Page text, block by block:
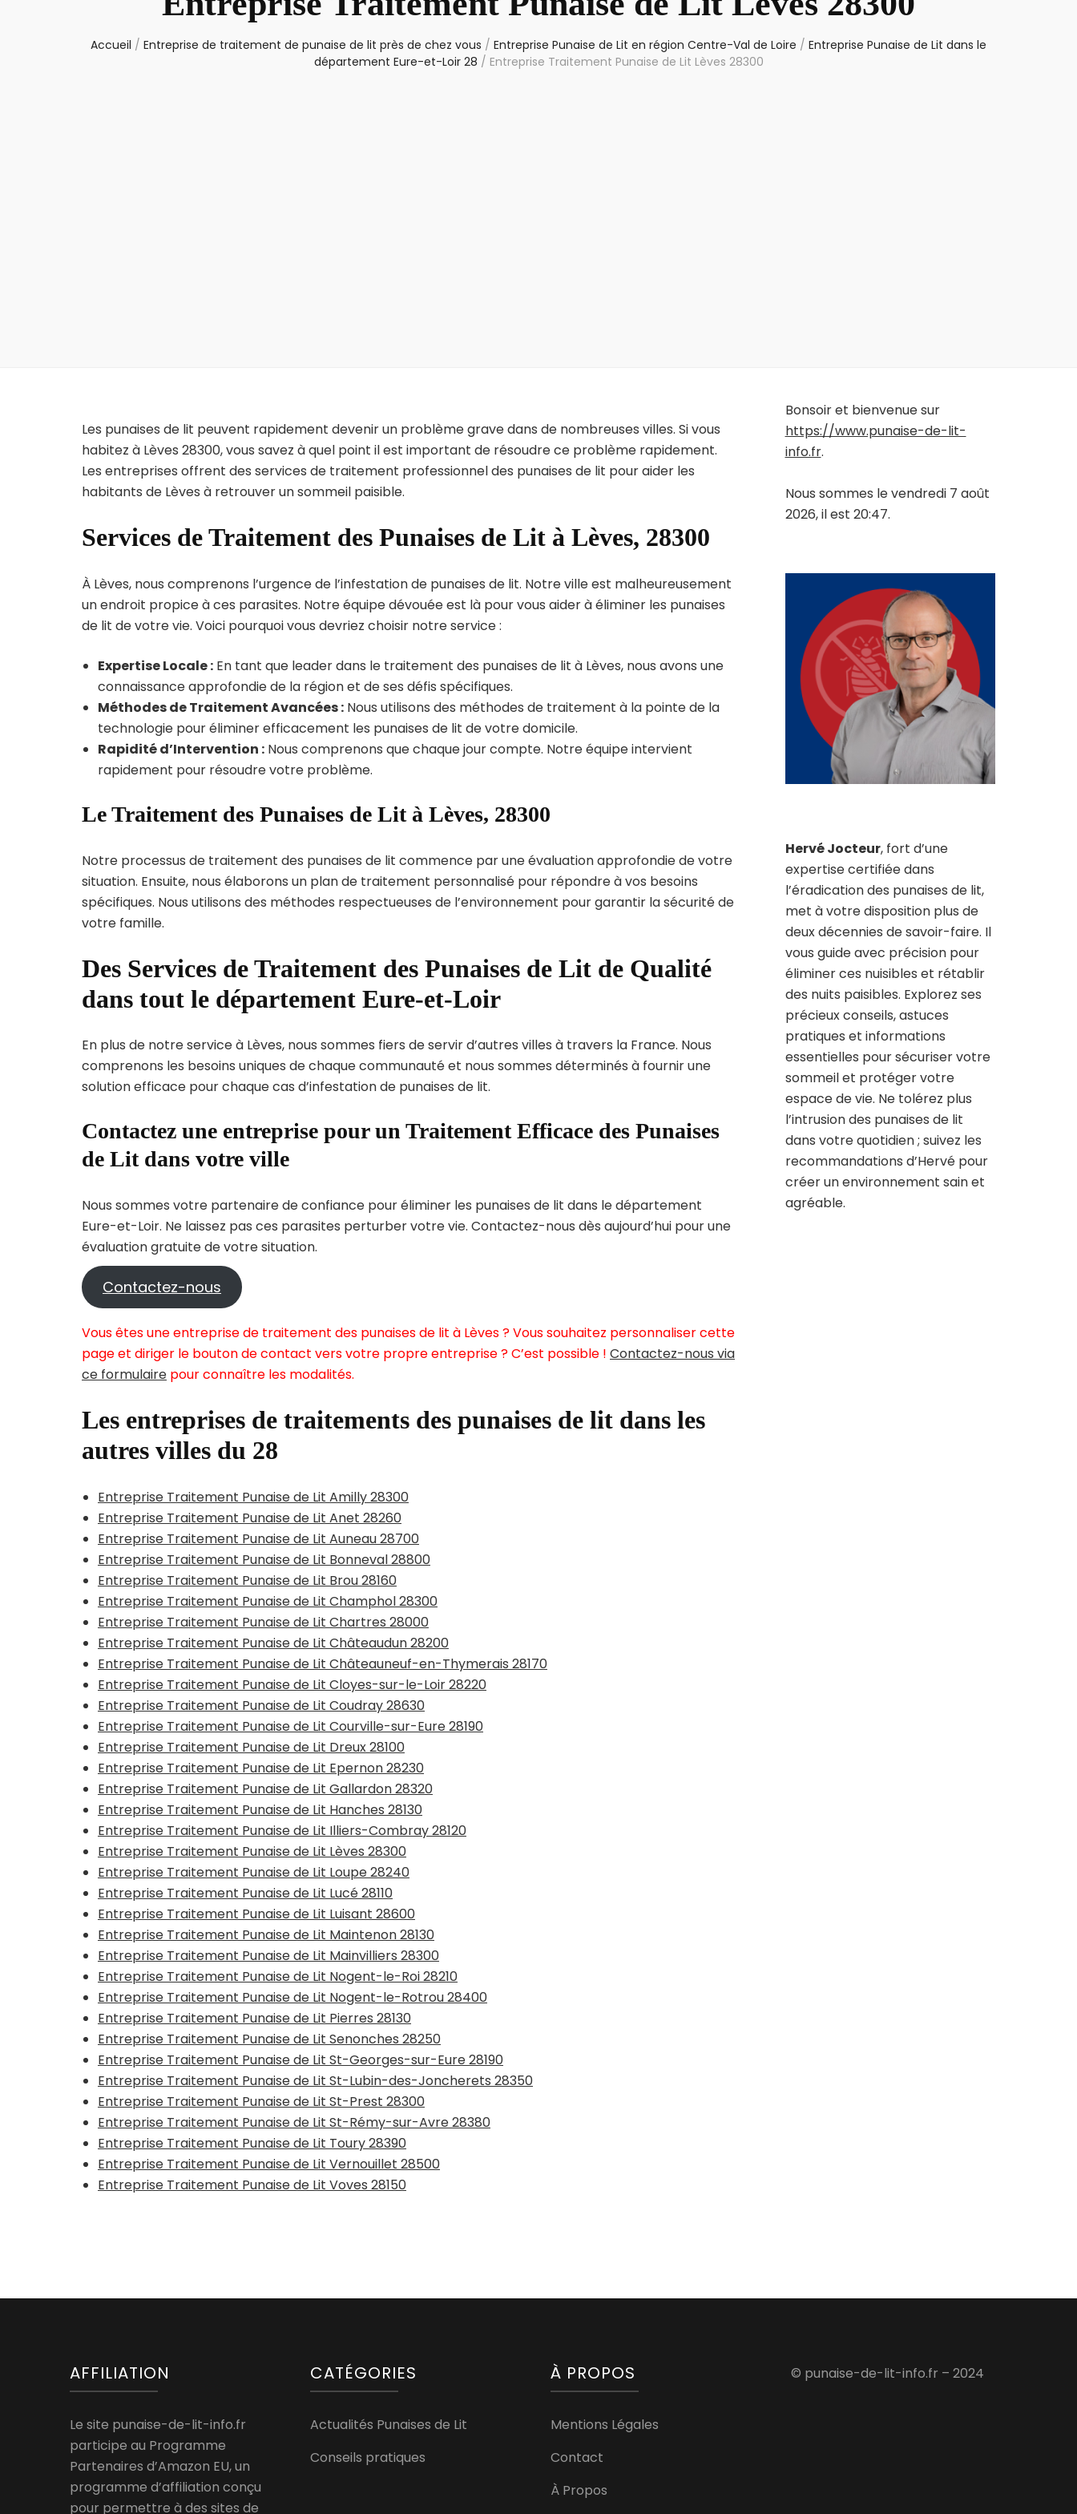
Accueil / Entreprise de traitement de punaise de lit près de chez vous / Entreprise Punaise de Lit en région Centre-Val de Loire / Entreprise Punaise de Lit dans le
département Eure-et-Loir 28 / Entreprise Traitement Punaise de Lit Lèves 28300
Les punaises de lit peuvent rapidement devenir un problème grave dans de nombreuses villes. Si vous
habitez à Lèves 28300, vous savez à quel point il est important de résoudre ce problème rapidement.
Les entreprises offrent des services de traitement professionnel des punaises de lit pour aider les
habitants de Lèves à retrouver un sommeil paisible.
Services de Traitement des Punaises de Lit à Lèves, 28300
À Lèves, nous comprenons l’urgence de l’infestation de punaises de lit. Notre ville est malheureusement
un endroit propice à ces parasites. Notre équipe dévouée est là pour vous aider à éliminer les punaises
de lit de votre vie. Voici pourquoi vous devriez choisir notre service :
Expertise Locale : En tant que leader dans le traitement des punaises de lit à Lèves, nous avons une
connaissance approfondie de la région et de ses défis spécifiques.
Méthodes de Traitement Avancées : Nous utilisons des méthodes de traitement à la pointe de la
technologie pour éliminer efficacement les punaises de lit de votre domicile.
Rapidité d’Intervention : Nous comprenons que chaque jour compte. Notre équipe intervient
rapidement pour résoudre votre problème.
Le Traitement des Punaises de Lit à Lèves, 28300
Notre processus de traitement des punaises de lit commence par une évaluation approfondie de votre
situation. Ensuite, nous élaborons un plan de traitement personnalisé pour répondre à vos besoins
spécifiques. Nous utilisons des méthodes respectueuses de l’environnement pour garantir la sécurité de
votre famille.
Des Services de Traitement des Punaises de Lit de Qualité
dans tout le département Eure-et-Loir
En plus de notre service à Lèves, nous sommes fiers de servir d’autres villes à travers la France. Nous
comprenons les besoins uniques de chaque communauté et nous sommes déterminés à fournir une
solution efficace pour chaque cas d’infestation de punaises de lit.
Contactez une entreprise pour un Traitement Efficace des Punaises
de Lit dans votre ville
Nous sommes votre partenaire de confiance pour éliminer les punaises de lit dans le département
Eure-et-Loir. Ne laissez pas ces parasites perturber votre vie. Contactez-nous dès aujourd’hui pour une
évaluation gratuite de votre situation.
Contactez-nous
Vous êtes une entreprise de traitement des punaises de lit à Lèves ? Vous souhaitez personnaliser cette
page et diriger le bouton de contact vers votre propre entreprise ? C’est possible ! Contactez-nous via
ce formulaire pour connaître les modalités.
Les entreprises de traitements des punaises de lit dans les
autres villes du 28
Entreprise Traitement Punaise de Lit Amilly 28300
Entreprise Traitement Punaise de Lit Anet 28260
Entreprise Traitement Punaise de Lit Auneau 28700
Entreprise Traitement Punaise de Lit Bonneval 28800
Entreprise Traitement Punaise de Lit Brou 28160
Entreprise Traitement Punaise de Lit Champhol 28300
Entreprise Traitement Punaise de Lit Chartres 28000
Entreprise Traitement Punaise de Lit Châteaudun 28200
Entreprise Traitement Punaise de Lit Châteauneuf-en-Thymerais 28170
Entreprise Traitement Punaise de Lit Cloyes-sur-le-Loir 28220
Entreprise Traitement Punaise de Lit Coudray 28630
Entreprise Traitement Punaise de Lit Courville-sur-Eure 28190
Entreprise Traitement Punaise de Lit Dreux 28100
Entreprise Traitement Punaise de Lit Epernon 28230
Entreprise Traitement Punaise de Lit Gallardon 28320
Entreprise Traitement Punaise de Lit Hanches 28130
Entreprise Traitement Punaise de Lit Illiers-Combray 28120
Entreprise Traitement Punaise de Lit Lèves 28300
Entreprise Traitement Punaise de Lit Loupe 28240
Entreprise Traitement Punaise de Lit Lucé 28110
Entreprise Traitement Punaise de Lit Luisant 28600
Entreprise Traitement Punaise de Lit Maintenon 28130
Entreprise Traitement Punaise de Lit Mainvilliers 28300
Entreprise Traitement Punaise de Lit Nogent-le-Roi 28210
Entreprise Traitement Punaise de Lit Nogent-le-Rotrou 28400
Entreprise Traitement Punaise de Lit Pierres 28130
Entreprise Traitement Punaise de Lit Senonches 28250
Entreprise Traitement Punaise de Lit St-Georges-sur-Eure 28190
Entreprise Traitement Punaise de Lit St-Lubin-des-Joncherets 28350
Entreprise Traitement Punaise de Lit St-Prest 28300
Entreprise Traitement Punaise de Lit St-Rémy-sur-Avre 28380
Entreprise Traitement Punaise de Lit Toury 28390
Entreprise Traitement Punaise de Lit Vernouillet 28500
Entreprise Traitement Punaise de Lit Voves 28150
Bonsoir et bienvenue sur
https://www.punaise-de-lit-
info.fr.
Nous sommes le vendredi 7 août
2026, il est 20:47.
Hervé Jocteur, fort d’une
expertise certifiée dans
l’éradication des punaises de lit,
met à votre disposition plus de
deux décennies de savoir-faire. Il
vous guide avec précision pour
éliminer ces nuisibles et rétablir
des nuits paisibles. Explorez ses
précieux conseils, astuces
pratiques et informations
essentielles pour sécuriser votre
sommeil et protéger votre
espace de vie. Ne tolérez plus
l’intrusion des punaises de lit
dans votre quotidien ; suivez les
recommandations d’Hervé pour
créer un environnement sain et
agréable.
AFFILIATION
Le site punaise-de-lit-info.fr
participe au Programme
Partenaires d’Amazon EU, un
programme d’affiliation conçu
pour permettre à des sites de
CATÉGORIES
Actualités Punaises de Lit
Conseils pratiques
À PROPOS
Mentions Légales
Contact
À Propos
© punaise-de-lit-info.fr – 2024